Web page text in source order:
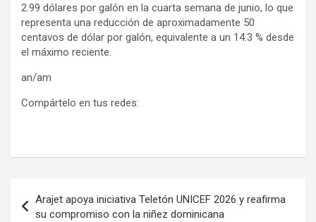
2.99 dólares por galón en la cuarta semana de junio, lo que
representa una reducción de aproximadamente 50
centavos de dólar por galón, equivalente a un 14.3 % desde
el máximo reciente.
an/am
Compártelo en tus redes:
de
Arajet apoya iniciativa Teletón UNICEF 2026 y reafirma
su compromiso con la niñez dominicana